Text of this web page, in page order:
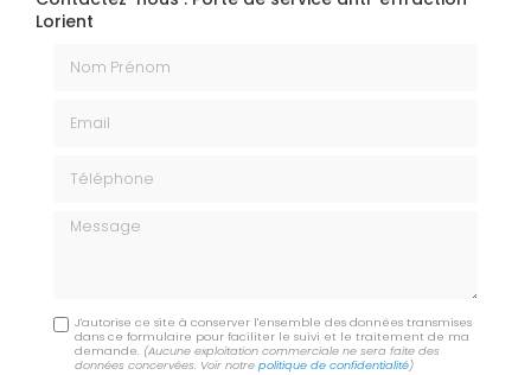
Lorient
Message
J'autorise ce site à conserver l'ensemble des données transmises
dans ce formulaire pour faciliter le suivi et le traitement de ma
demande. (Aucune exploitation commerciale ne sera faite des
données concervées. Voir notrepolitique de confidentialité)